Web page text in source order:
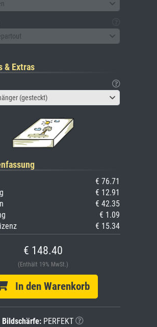
& Extras
(gesteckt)
€ 76.71
€ 12.91
€ 42.35
€ 1.09
€ 15.34
€ 148.40
(Enthält 19% MwSt.)
In den Warenkorb
Bildschärfe: PERFEKT